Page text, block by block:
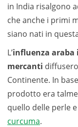
in India risalgono
che anche i primi
siano nati in
L’influenza araba
mercanti
Continente. In
prodotto era
quello delle perle
curcuma.